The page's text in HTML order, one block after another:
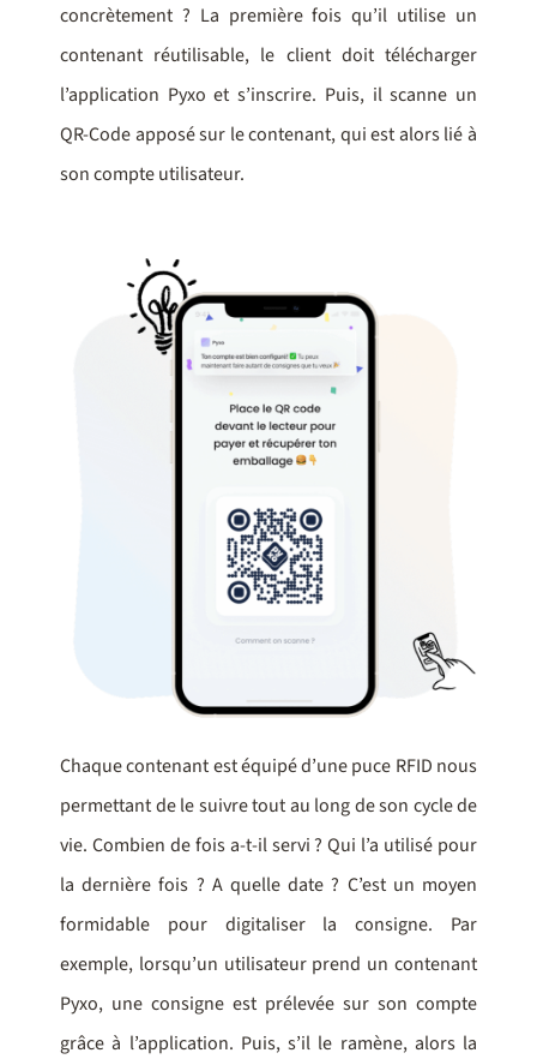
concrètement ? La première fois qu’il utilise un
contenant réutilisable, le client doit télécharger
l’application Pyxo et s’inscrire. Puis, il scanne un
QR-Code apposé sur le contenant, qui est alors lié à
son compte utilisateur.
Chaque contenant est équipé d’une puce RFID nous
permettant de le suivre tout au long de son cycle de
vie. Combien de fois a-t-il servi ? Qui l’a utilisé pour
la dernière fois ? A quelle date ? C’est un moyen
formidable pour digitaliser la consigne. Par
exemple, lorsqu’un utilisateur prend un contenant
Pyxo, une consigne est prélevée sur son compte
grâce à l’application. Puis, s’il le ramène, alors la